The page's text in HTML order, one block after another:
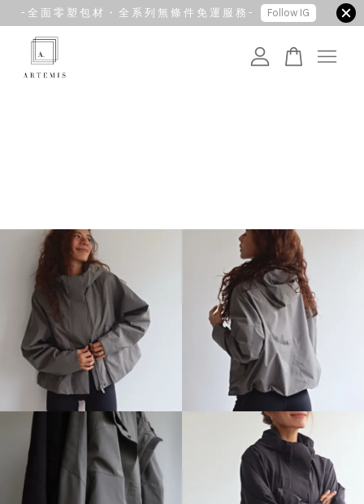
- 全 面 零 塑 包 材 ・ 全 系 列 無 條 件 免 運 服 務 - Follow IG
您的購物車目前還是空的。